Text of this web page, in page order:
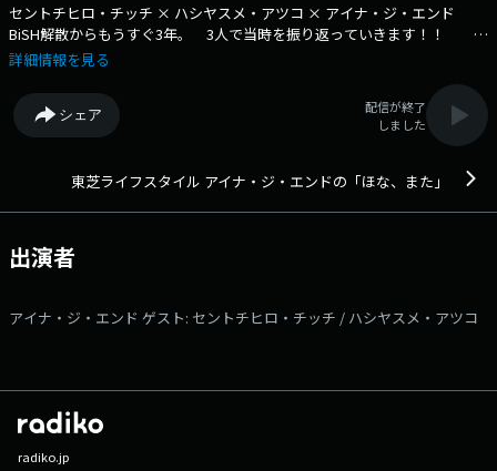
セントチヒロ・チッチ × ハシヤスメ・アツコ × アイナ・ジ・エンド
BiSH解散からもうすぐ3年。 3人で当時を振り返っていきます！！ 2
人をゲストにお迎えしてお届けする最終回！ 今回はリスナーから届いた
ナリティを務めるアイナ・ジ・エンドが、日常のことを等身大で語るプロ
グラム。 日々の他愛もない話から、日常で大切にしていることなど
を、 リスナーからもメッセージで募集しながらまったりとトークしてい
ジ・エンドが今この人と話したいと思うゲストなども招いていきま
ム：https://www.tfm.co.jp/f/honamata/message Xハッシュタグは
「#ほなまた」 Xアカウントは「@honamata_tfm」
詳細情報を見る
シェア
配信が終了
しました
東芝ライフスタイル アイナ・ジ・エンドの「ほな、また」
出演者
アイナ・ジ・エンド ゲスト: セントチヒロ・チッチ / ハシヤスメ・アツコ
radiko.jp